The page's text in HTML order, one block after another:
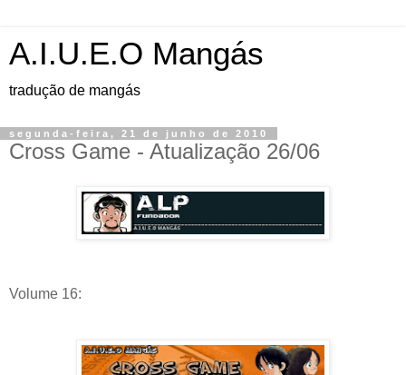
A.I.U.E.O Mangás
tradução de mangás
segunda-feira, 21 de junho de 2010
Cross Game - Atualização 26/06
Volume 16: